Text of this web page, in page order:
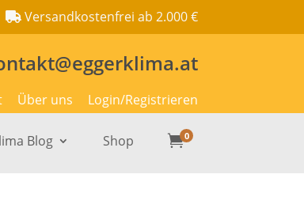
Versandkostenfrei ab 2.000 €
Über uns Login/Registrieren
Blog Shop 0